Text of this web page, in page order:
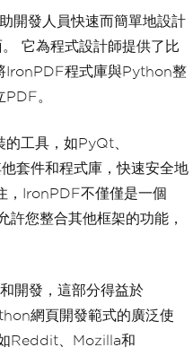
開發人員快速而簡單地設計
它為程式設計師提供了比
IronPDF程式庫與Python整
。
工具，如PyQt、
套件和程式庫，快速安全地
，IronPDF不僅僅是一個
您整合其他框架的功能，
開發，這部分得益於
網頁開發範式的廣泛使
Reddit、Mozilla和